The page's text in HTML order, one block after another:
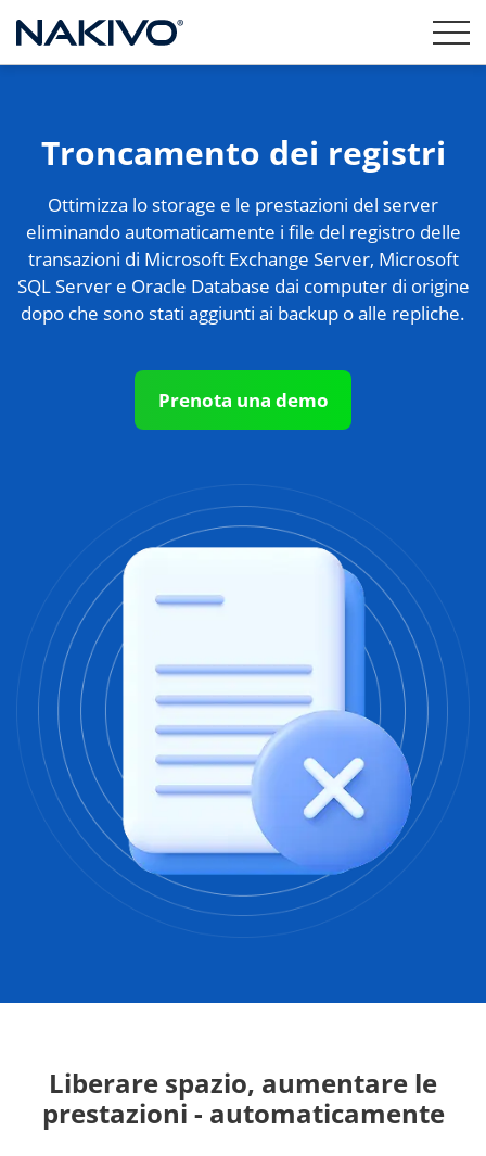
Troncamento dei registri
Ottimizza lo storage e le prestazioni del server
eliminando automaticamente i file del registro delle
transazioni di Microsoft Exchange Server, Microsoft
SQL Server e Oracle Database dai computer di origine
dopo che sono stati aggiunti ai backup o alle repliche.
Prenota una demo
Liberare spazio, aumentare le
prestazioni - automaticamente